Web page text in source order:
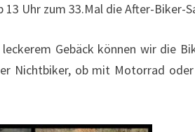
Uhr zum 33.Mal die After-Biker-
Gebäck können wir die
Nichtbiker, ob mit Motorrad